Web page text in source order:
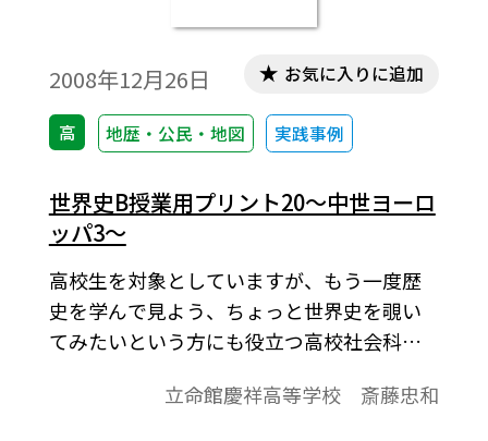
2008年12月26日
高 地歴・公民・地図 実践事例
お気に入りに追加
世界史B授業用プリント20～中世ヨーロ
ッパ3～
高校生を対象としていますが、もう一度歴
史を学んで見よう、ちょっと世界史を覗い
てみたいという方にも役立つ高校社会科の
「しっかり」学びうるよう内容の充実をは
立命館慶祥高等学校 斎藤忠和